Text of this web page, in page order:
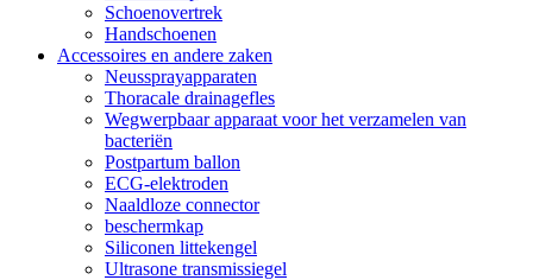
Schoenovertrek
Handschoenen
Accessoires en andere zaken
Neussprayapparaten
Thoracale drainagefles
Wegwerpbaar apparaat voor het verzamelen van
bacteriën
Postpartum ballon
ECG-elektroden
Naaldloze connector
beschermkap
Siliconen littekengel
Ultrasone transmissiegel